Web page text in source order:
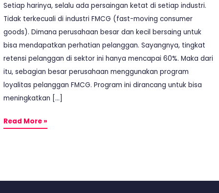
Setiap harinya, selalu ada persaingan ketat di setiap industri.
Tidak terkecuali di industri FMCG (fast-moving consumer
goods). Dimana perusahaan besar dan kecil bersaing untuk
bisa mendapatkan perhatian pelanggan. Sayangnya, tingkat
retensi pelanggan di sektor ini hanya mencapai 60%. Maka dari
itu, sebagian besar perusahaan menggunakan program
loyalitas pelanggan FMCG. Program ini dirancang untuk bisa
meningkatkan […]
Read More »